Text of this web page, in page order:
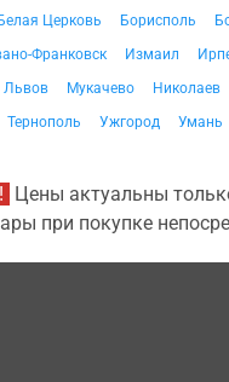
Белая Церковь Борисполь
Франковск Измаил
Львов Мукачево Николаев
Тернополь Ужгород Умань
Цены актуальны
при покупке